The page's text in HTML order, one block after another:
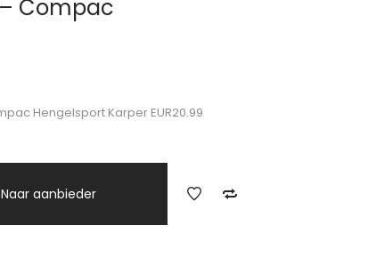
Compac
Hengelsport Karper EUR20.99
Naar aanbieder